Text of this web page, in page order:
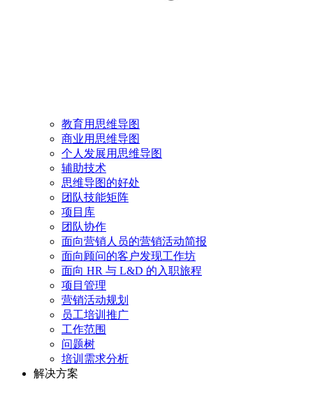
教育用思维导图
商业用思维导图
个人发展用思维导图
辅助技术
思维导图的好处
团队技能矩阵
项目库
团队协作
面向营销人员的营销活动简报
面向顾问的客户发现工作坊
面向 HR 与 L&D 的入职旅程
项目管理
营销活动规划
员工培训推广
工作范围
问题树
培训需求分析
解决方案